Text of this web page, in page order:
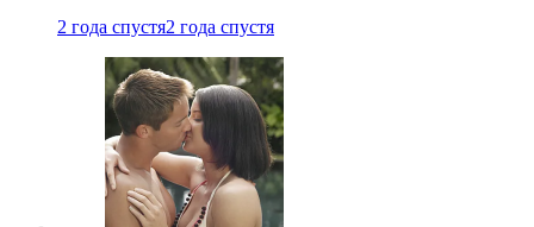
2 года спустя2 года спустя